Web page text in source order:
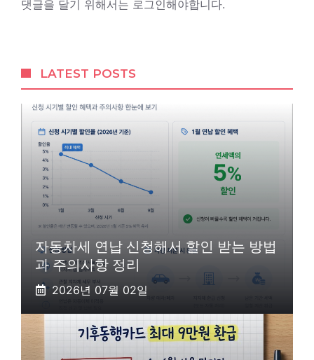
댓글을 달기 위해서는 로그인해야합니다.
LATEST POSTS
자동차세 연납 신청해서 할인 받는 방법
과 주의사항 정리
2026년 07월 02일